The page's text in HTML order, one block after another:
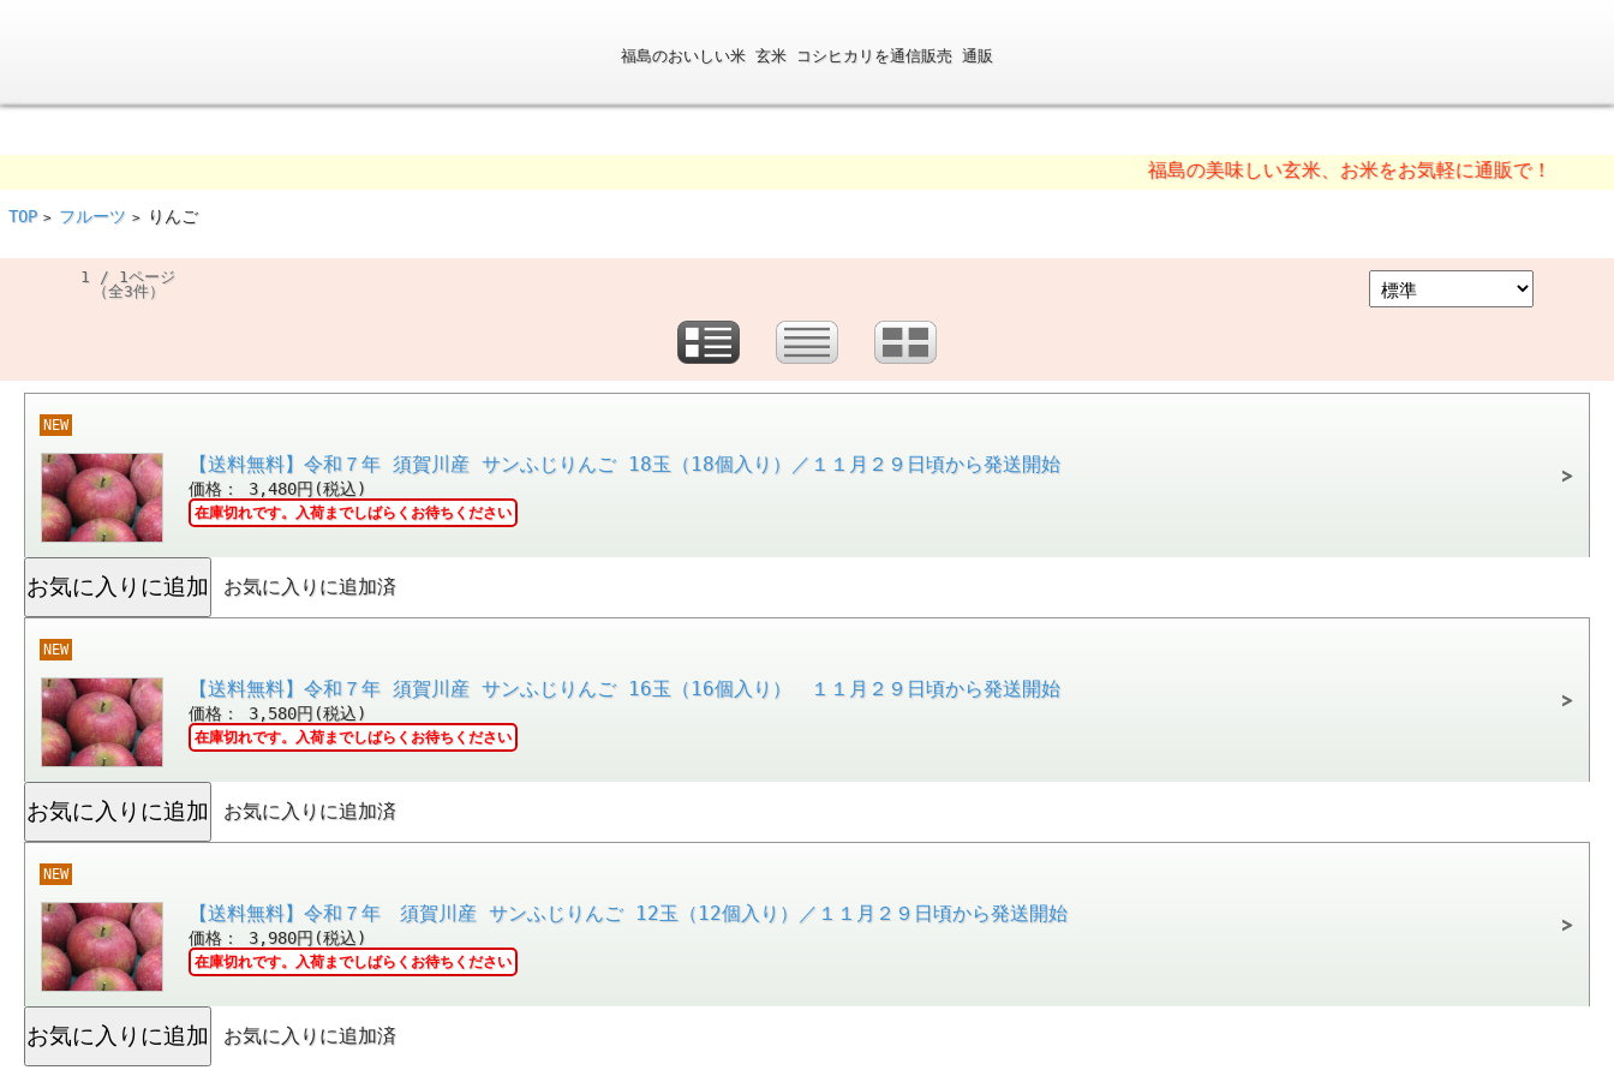
福島のおいしい米 玄米 コシヒカリを通信販売 通販
福島の美味しい玄米、お米をお気軽に通販で！
TOP > フルーツ > りんご
1 / 1ページ
（全3件）
NEW
【送料無料】令和７年 須賀川産 サンふじりんご 18玉（18個入り）／１１月２９日頃から発送開始
価格： 3,480円(税込)
在庫切れです。入荷までしばらくお待ちください
お気に入りに追加済
NEW
【送料無料】令和７年 須賀川産 サンふじりんご 16玉（16個入り） １１月２９日頃から発送開始
価格： 3,580円(税込)
在庫切れです。入荷までしばらくお待ちください
お気に入りに追加済
NEW
【送料無料】令和７年 須賀川産 サンふじりんご 12玉（12個入り）／１１月２９日頃から発送開始
価格： 3,980円(税込)
在庫切れです。入荷までしばらくお待ちください
お気に入りに追加済